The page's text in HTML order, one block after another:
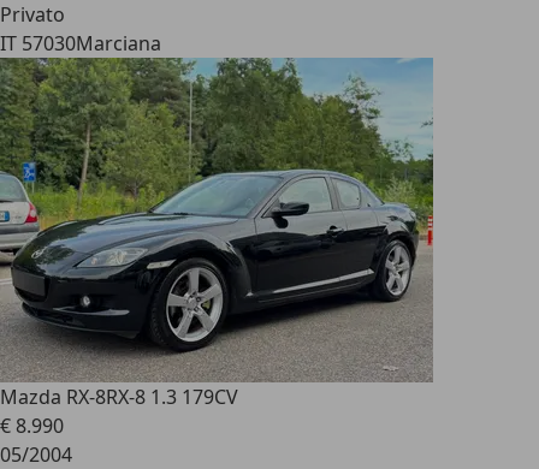
Privato
IT 57030Marciana
Mazda RX-8RX-8 1.3 179CV
€ 8.990
05/2004